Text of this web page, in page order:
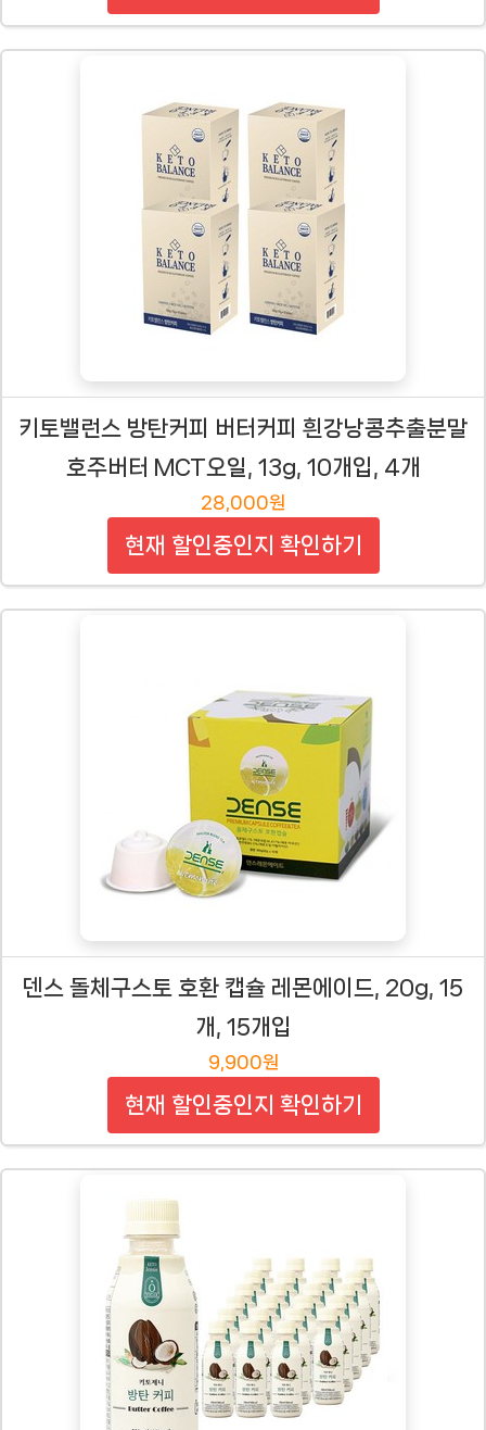
키토밸런스 방탄커피 버터커피 흰강낭콩추출분말
호주버터 MCT오일, 13g, 10개입, 4개
28,000원
현재 할인중인지 확인하기
덴스 돌체구스토 호환 캡슐 레몬에이드, 20g, 15
개, 15개입
9,900원
현재 할인중인지 확인하기